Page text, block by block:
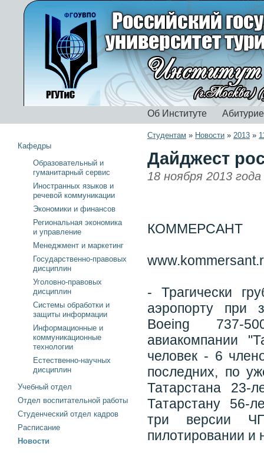
Об Институте
Студентам » Новости » 2013 »
Дайджест
18 ноября 2013 года
КОММЕРСАНТ
- Трагически
аэропорту при
Boeing 737-
авиакомпании
человек - 6
последних, по
Татарстана
Татарстану 56-
три версии
пилотировании и
Кафедры
Образовательный и
гуманитарный сервис
Иностранных языков и
речевой коммуникации
Экономики и финансов
Региональная экономика
и управление
Менеджмент и маркетинг
Государственно-правовых
дисциплин
Уголовно-правовых
дисциплин
Системы обработки и
защиты информации
Информационные и
коммуникационные
технологии
Естественно-научных
дисциплин
Учебный отдел
Отдел воспитательной работы
Студенческий отдел кадров
Расписание
Новости